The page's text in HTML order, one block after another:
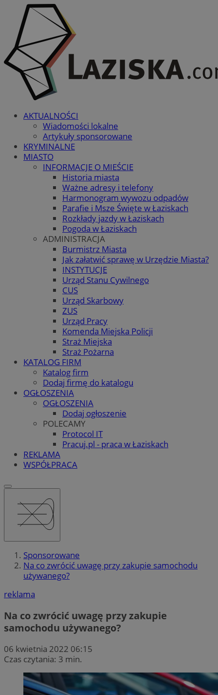
AKTUALNOŚCI
Wiadomości lokalne
Artykuły sponsorowane
KRYMINALNE
MIASTO
INFORMACJE O MIEŚCIE
Historia miasta
Ważne adresy i telefony
Harmonogram wywozu odpadów
Parafie i Msze Święte w Łaziskach
Rozkłady jazdy w Łaziskach
Pogoda w Łaziskach
ADMINISTRACJA
Burmistrz Miasta
Jak załatwić sprawę w Urzędzie Miasta?
INSTYTUCJE
Urząd Stanu Cywilnego
CUS
Urząd Skarbowy
ZUS
Urząd Pracy
Komenda Miejska Policji
Straż Miejska
Straż Pożarna
KATALOG FIRM
Katalog firm
Dodaj firmę do katalogu
OGŁOSZENIA
OGŁOSZENIA
Dodaj ogłoszenie
POLECAMY
Protocol IT
Pracuj.pl - praca w Łaziskach
REKLAMA
WSPÓŁPRACA
Sponsorowane
Na co zwrócić uwagę przy zakupie samochodu
używanego?
reklama
Na co zwrócić uwagę przy zakupie
samochodu używanego?
06 kwietnia 2022 06:15
Czas czytania: 3 min.